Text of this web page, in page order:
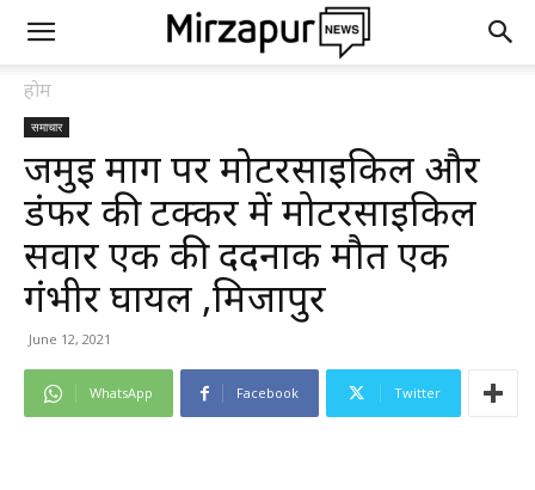
होम
समाचार
जमुई मार्ग पर मोटरसाइकिल और
डंफर की टक्कर में मोटरसाइकिल
सवार एक की दर्दनाक मौत एक
गंभीर घायल ,मिर्जापुर
June 12, 2021
WhatsApp Facebook Twitter